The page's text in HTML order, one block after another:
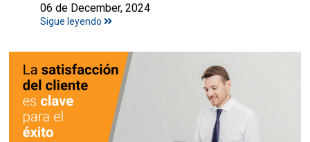
06 de December, 2024
Sigue leyendo